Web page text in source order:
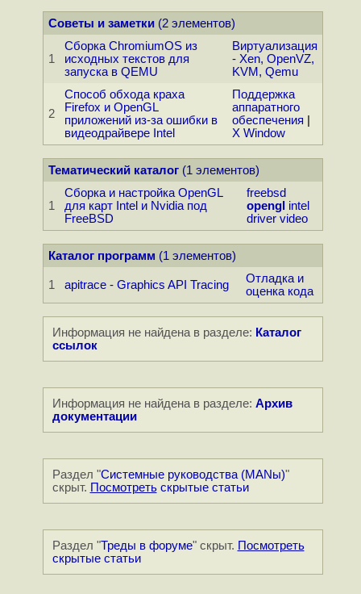
Советы и заметки(2 элементов)
1
Сборка ChromiumOS из
исходных текстов для
запуска в QEMU
Виртуализация
- Xen, OpenVZ,
KVM, Qemu
2
Способ обхода краха
Firefox и OpenGL
приложений из-за ошибки в
видеодрайвере Intel
Поддержка
аппаратного
обеспечения
X Window
Тематический каталог(1 элементов)
1
Сборка и настройка OpenGL
для карт Intel и Nvidia под
FreeBSD
freebsd
opengl intel
driver video
Каталог программ (1 элементов)
1 apitrace - Graphics API Tracing
Отладка и
оценка кода
Информация не найдена в разделе: Каталог
ссылок
Информация не найдена в разделе: Архив
документации
Раздел "Системные руководства (MANы)"
скрыт. Посмотретьскрытые статьи
Раздел "Треды в форуме" скрыт. Посмотреть
скрытые статьи